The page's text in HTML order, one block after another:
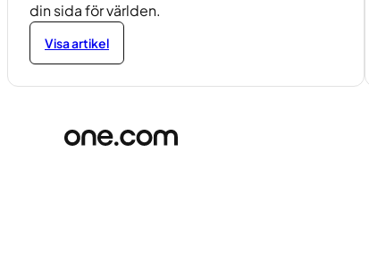
din sida för världen.
Visa artikel